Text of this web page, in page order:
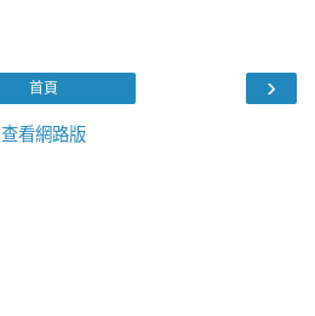
›
首頁
查看網路版